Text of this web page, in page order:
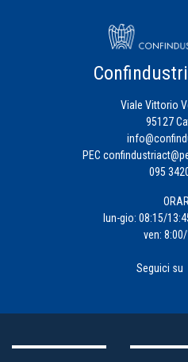
Viale Vittorio
95127
PEC
095
lun-gio: 08:15/
ven:
Seguici su